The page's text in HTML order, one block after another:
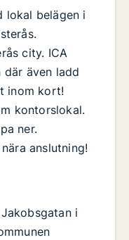
lokal belägen i
city. ICA
även ladd
inom kort!
kontorslokal.
ner.
anslutning!
i